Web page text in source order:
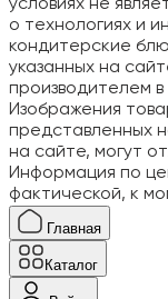
условиях не
о технологиях и
кондитерские
указанных на
производителем
Изображения
представленных
на сайте, могут
Информация по
фактической, к
Главная
Каталог